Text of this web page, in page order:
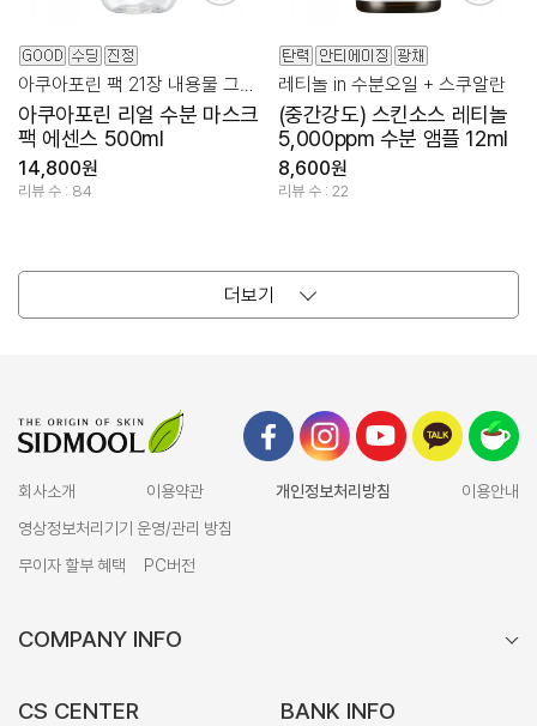
아쿠아포린 리얼 수분 마스크
팩 에센스 500ml
14,800원
리뷰 수 : 84
레티놀 in 수분오일 + 스쿠알란
(중간강도) 스킨소스 레티놀
5,000ppm 수분 앰플 12ml
8,600원
리뷰 수 : 22
더보기
회사소개 이용약관 개인정보처리방침
이용안내
영상정보처리기기 운영/관리 방침
무이자 할부 혜택
PC버전
COMPANY INFO
CS CENTER BANK INFO